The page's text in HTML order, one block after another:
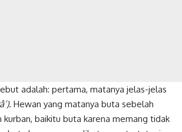
adalah: pertama, matanya jelas-jelas
Hewan yang matanya buta sebelah
kurban, baikitu buta karena memang tidak